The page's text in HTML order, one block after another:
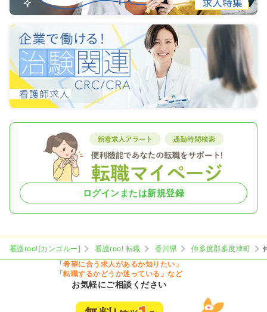
ログインまたは新規登録
看護roo![カンゴルー] 看護roo! 転職 香川県 仲多度郡多度津町
「希望に合う求人があるか知りたい」
「転職するかどうか迷っている」など
お気軽にご相談ください